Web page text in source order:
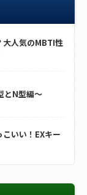
大人気のMBTI性
とN型編～
いい！EXキー